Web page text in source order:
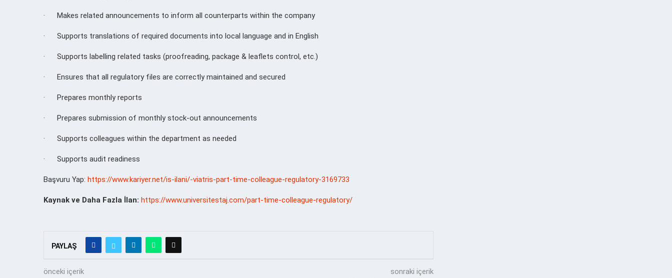
· Makes related announcements to inform all counterparts within the company
· Supports translations of required documents into local language and in English
· Supports labelling related tasks (proofreading, package & leaflets control, etc.)
· Ensures that all regulatory files are correctly maintained and secured
· Prepares monthly reports
· Prepares submission of monthly stock-out announcements
· Supports colleagues within the department as needed
· Supports audit readiness
Başvuru Yap: https://www.kariyer.net/is-ilani/-viatris-part-time-colleague-regulatory-3169733
Kaynak ve Daha Fazla İlan: https://www.universitestaj.com/part-time-colleague-regulatory/
PAYLAŞ
önceki içerik sonraki içerik